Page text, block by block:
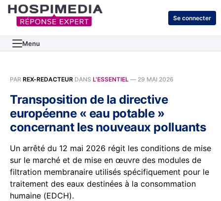
Se connecter
Menu
PAR REX-REDACTEUR DANS L'ESSENTIEL — 29 MAI 2026
Transposition de la directive
européenne « eau potable »
concernant les nouveaux polluants
Un arrêté du 12 mai 2026 régit les conditions de mise
sur le marché et de mise en œuvre des modules de
filtration membranaire utilisés spécifiquement pour le
traitement des eaux destinées à la consommation
humaine (EDCH).